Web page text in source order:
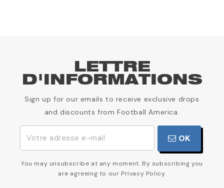
LETTRE
D'INFORMATIONS
Sign up for our emails to receive exclusive drops
and discounts from Football America.
OK
You may unsubscribe at any moment. By subscribing you
are agreeing to our Privacy Policy.